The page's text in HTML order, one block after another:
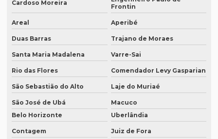
Empresa de tradução brasil
Empresa de tradução campinas
Empresa de tradução de documentos
Empresa tradução espanhol
Empresa de tradução especializada
Empresa de tradução especializada em brasília
Empresa de tradução especializada em recife
Empresa de tradução para eventos
Cardoso Moreira
Frontin
Areal Aperibé
Duas Barras Trajano de Moraes
Santa Maria Madalena Varre-Sai
Rio das Flores Comendador Levy Gasparian
São Sebastião do Alto Laje do Muriaé
São José de Ubá
Macuco
Belo Horizonte
Uberlândia
Contagem Juiz de Fora